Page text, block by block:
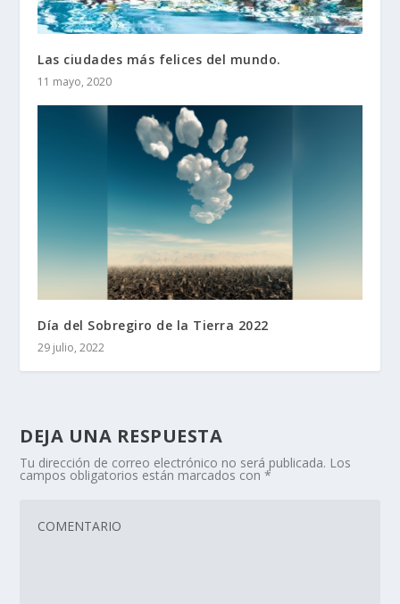
Las ciudades más felices del mundo.
11 mayo, 2020
Día del Sobregiro de la Tierra 2022
29 julio, 2022
DEJA UNA RESPUESTA
Tu dirección de correo electrónico no será publicada. Los
campos obligatorios están marcados con*